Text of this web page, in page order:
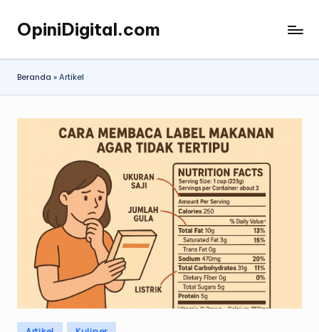
Skip
content
OpiniDigital.com
Opini
Digital
Terupdate
Beranda »Artikel
Posted